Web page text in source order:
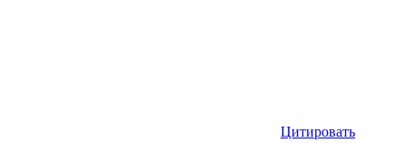
Цитировать